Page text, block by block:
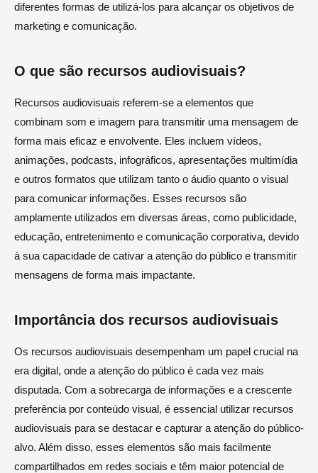
diferentes formas de utilizá-los para alcançar os objetivos de
marketing e comunicação.
O que são recursos audiovisuais?
Recursos audiovisuais referem-se a elementos que
combinam som e imagem para transmitir uma mensagem de
forma mais eficaz e envolvente. Eles incluem vídeos,
animações, podcasts, infográficos, apresentações multimídia
e outros formatos que utilizam tanto o áudio quanto o visual
para comunicar informações. Esses recursos são
amplamente utilizados em diversas áreas, como publicidade,
educação, entretenimento e comunicação corporativa, devido
à sua capacidade de cativar a atenção do público e transmitir
mensagens de forma mais impactante.
Importância dos recursos audiovisuais
Os recursos audiovisuais desempenham um papel crucial na
era digital, onde a atenção do público é cada vez mais
disputada. Com a sobrecarga de informações e a crescente
preferência por conteúdo visual, é essencial utilizar recursos
audiovisuais para se destacar e capturar a atenção do público-
alvo. Além disso, esses elementos são mais facilmente
compartilhados em redes sociais e têm maior potencial de